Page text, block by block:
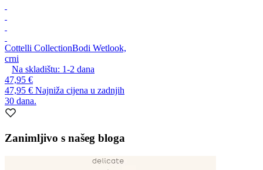
Cottelli CollectionBodi Wetlook,
crni
Na skladištu: 1-2 dana
47,95 €
47,95 € Najniža cijena u zadnjih
30 dana.
Zanimljivo s našeg bloga